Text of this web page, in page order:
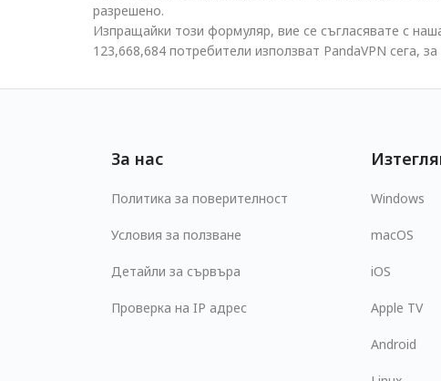
разрешено.
Изпращайки този формуляр, вие се съгласявате с
123,668,684 потребители използват PandaVPN сега,
За нас
Политика за поверителност
Условия за ползване
Детайли за сървъра
Проверка на IP адрес
Windows
macOS
iOS
Apple TV
Android